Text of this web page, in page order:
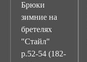
Брюки
зимние на
бретелях
"Стайл"
р.52-54 (182-